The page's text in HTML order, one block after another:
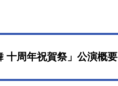
十周年祝賀祭」公演概要